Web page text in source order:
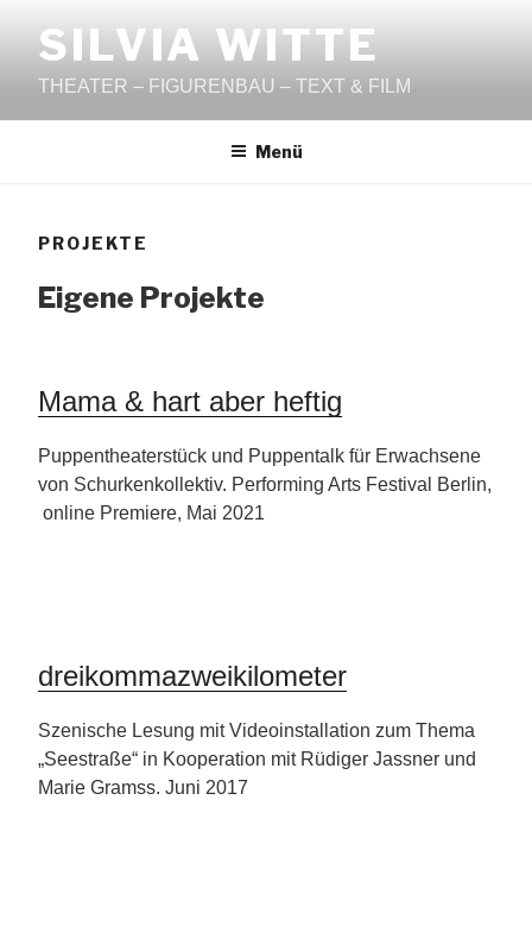
InhaltSILVIA WITTE
THEATER – FIGURENBAU – TEXT & FILM
Menü
PROJEKTE
Eigene Projekte
Mama & hart aber heftig
Puppentheaterstück und Puppentalk für Erwachsene
von Schurkenkollektiv. Performing Arts Festival Berlin,
online Premiere, Mai 2021
dreikommazweikilometer
Szenische Lesung mit Videoinstallation zum Thema
„Seestraße“ in Kooperation mit Rüdiger Jassner und
Marie Gramss. Juni 2017